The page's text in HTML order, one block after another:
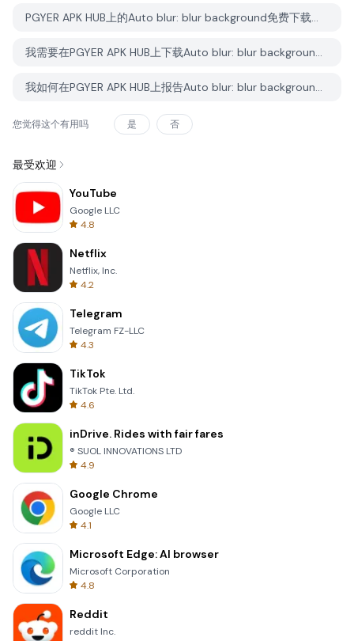
PGYER APK HUB上的Auto blur: blur background免费下载吗？
我需要在PGYER APK HUB上下载Auto blur: blur background时需要账户吗？
我如何在PGYER APK HUB上报告Auto blur: blur background的问题？
您觉得这个有用吗 是 否
最受欢迎
YouTube
Google LLC
4.8
Netflix
Netflix, Inc.
4.2
Telegram
Telegram FZ-LLC
4.3
TikTok
TikTok Pte. Ltd.
4.6
inDrive. Rides with fair fares
® SUOL INNOVATIONS LTD
4.9
Google Chrome
Google LLC
4.1
Microsoft Edge: AI browser
Microsoft Corporation
4.8
Reddit
reddit Inc.